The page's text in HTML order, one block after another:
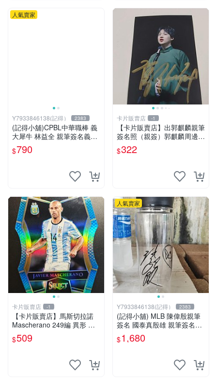
人氣賣家
Y7933846138(記得） 2383
(記得小舖)CPBL中華職棒 義
大犀牛 林益全 親筆簽名義大
犀牛證件套 台灣現貨如圖
$790
卡片販賣店 -1
【卡片販賣店】出郭麒麟親筆
簽名照（親簽）郭麒麟周邊親
筆簽名明星簽名照
$322
卡片販賣店 -1
【卡片販賣店】馬斯切拉諾
Mascherano 249編 異形 球
星卡
$509
人氣賣家
Y7933846138(記得） 2383
(記得小舖) MLB 陳偉殷親筆
簽名 國泰真殷雄 親筆簽名國
泰後援會水壺 台灣現貨如圖
$1,680